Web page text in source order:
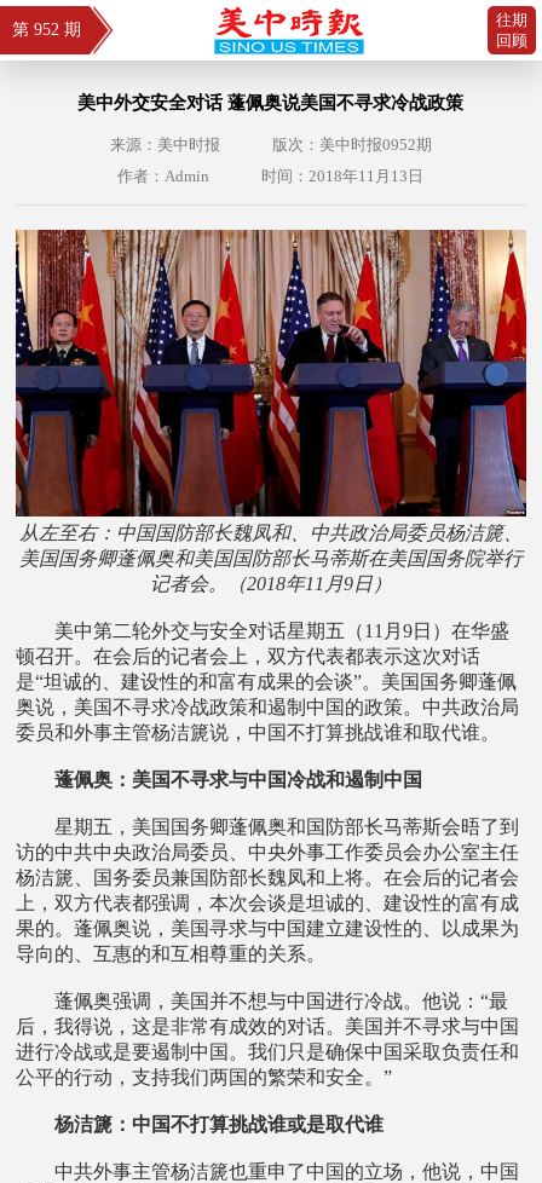
第 952 期
往期
回顾
美中外交安全对话 蓬佩奥说美国不寻求冷战政策
来源：美中时报
版次：美中时报0952期
作者：Admin
时间：2018年11月13日
从左至右：中国国防部长魏凤和、中共政治局委员杨洁篪、
美国国务卿蓬佩奥和美国国防部长马蒂斯在美国国务院举行
记者会。（2018年11月9日）
美中第二轮外交与安全对话星期五（11月9日）在华盛
顿召开。在会后的记者会上，双方代表都表示这次对话
是“坦诚的、建设性的和富有成果的会谈”。美国国务卿蓬佩
奥说，美国不寻求冷战政策和遏制中国的政策。中共政治局
委员和外事主管杨洁篪说，中国不打算挑战谁和取代谁。
蓬佩奥：美国不寻求与中国冷战和遏制中国
星期五，美国国务卿蓬佩奥和国防部长马蒂斯会晤了到
访的中共中央政治局委员、中央外事工作委员会办公室主任
杨洁篪、国务委员兼国防部长魏凤和上将。在会后的记者会
上，双方代表都强调，本次会谈是坦诚的、建设性的富有成
果的。蓬佩奥说，美国寻求与中国建立建设性的、以成果为
导向的、互惠的和互相尊重的关系。
蓬佩奥强调，美国并不想与中国进行冷战。他说：“最
后，我得说，这是非常有成效的对话。美国并不寻求与中国
进行冷战或是要遏制中国。我们只是确保中国采取负责任和
公平的行动，支持我们两国的繁荣和安全。”
杨洁篪：中国不打算挑战谁或是取代谁
中共外事主管杨洁篪也重申了中国的立场，他说，中国